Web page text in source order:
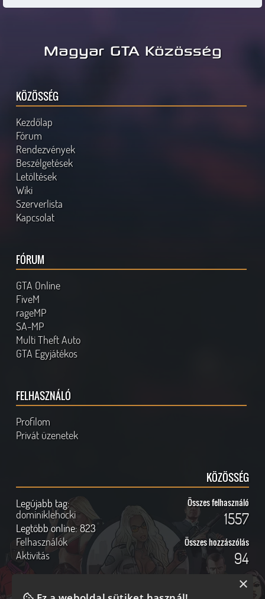
Magyar GTA Közösség
KÖZÖSSÉG
Kezdőlap
Fórum
Rendezvények
Beszélgetések
Letöltések
Wiki
Szerverlista
Kapcsolat
FÓRUM
GTA Online
FiveM
rageMP
SA-MP
Multi Theft Auto
GTA Egyjátékos
FELHASZNÁLÓ
Profilom
Privát üzenetek
KÖZÖSSÉG
Legújabb tag:
dominiklehocki
Legtöbb online:823
Felhasználók
Aktivitás
Összes felhasználó
1557
Összes hozzászólás
94
×